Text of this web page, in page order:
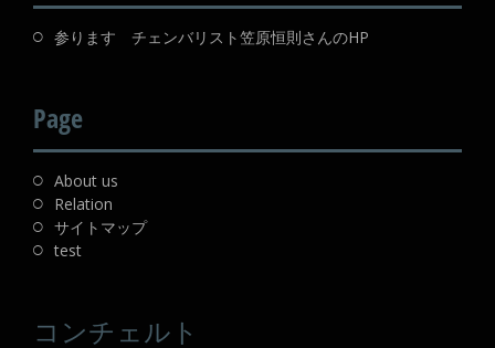
参ります チェンバリスト笠原恒則さんのHP
Page
About us
Relation
サイトマップ
test
コンチェルト